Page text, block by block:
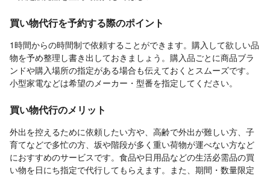
買い物代行を予約する際のポイント
1時間からの時間制で依頼することができます。購入して欲しい品
物を予め整理し書き出しておきましょう。購入品ごとに商品ブラ
ンドや購入場所の指定がある場合も伝えておくとスムーズです。
小型家電などは希望のメーカー・型番を指定してください。
買い物代行のメリット
外出を控えるために依頼したい方や、高齢で外出が難しい方、子
育てなどで多忙の方、坂や階段が多く重い荷物が運べない方など
におすすめのサービスです。食品や日用品などの生活必需品の買
い物を日にち指定で代行してもらえます。また、期間・数量限定